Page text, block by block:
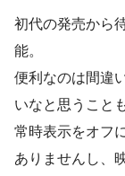
初代の発売から
能。
便利なのは間違
いなと思うこと
常時表示をオフ
ありませんし、